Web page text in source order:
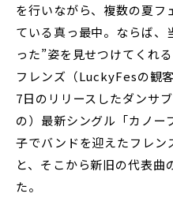
を行いながら、複数の夏
ている真っ最中。ならば
った”姿を見せつけてくれ
フレンズ（LuckyFesの観
7日のリリースしたダンサ
の）最新シングル「カノー
子でバンドを迎えたフレン
と、そこから新旧の代表曲
た。